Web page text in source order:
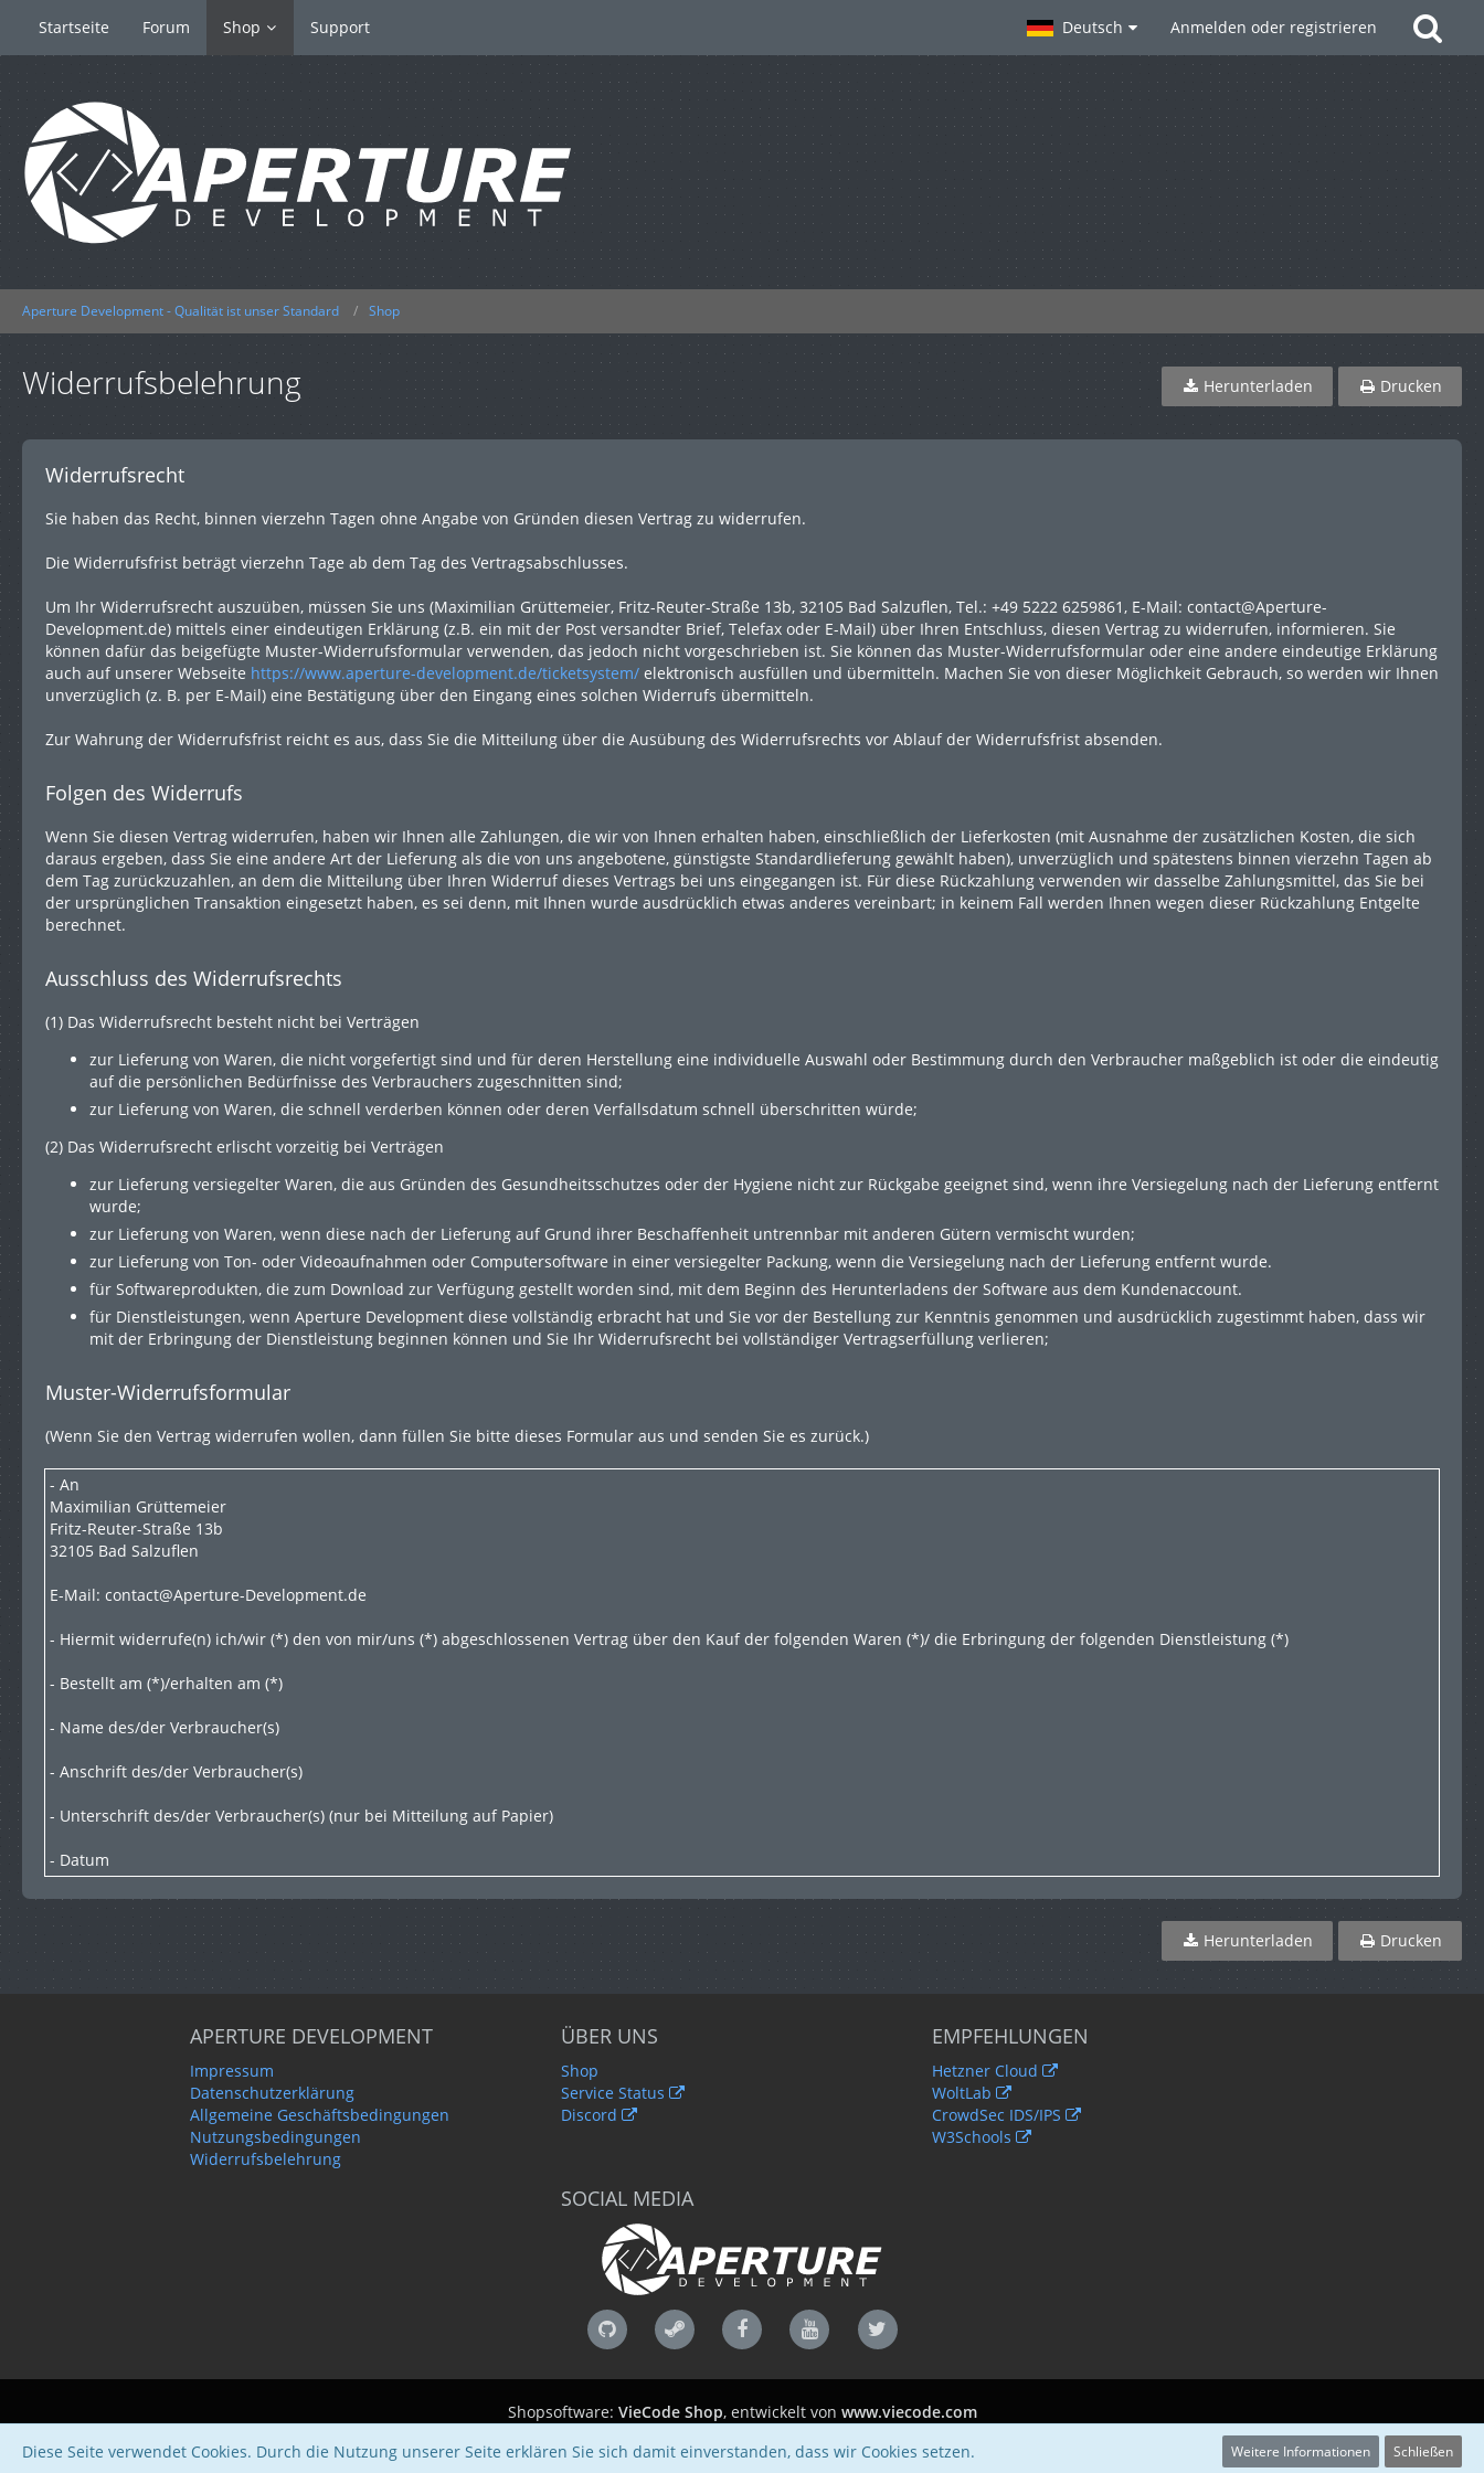
Startseite Forum Shop Support Deutsch Anmelden oder registrieren
Aperture Development - Qualität ist unser Standard Shop
Widerrufsbelehrung Herunterladen Drucken
Widerrufsrecht
Sie haben das Recht, binnen vierzehn Tagen ohne Angabe von Gründen diesen Vertrag zu widerrufen.
Die Widerrufsfrist beträgt vierzehn Tage ab dem Tag des Vertragsabschlusses.
Um Ihr Widerrufsrecht auszuüben, müssen Sie uns (Maximilian Grüttemeier, Fritz-Reuter-Straße 13b, 32105 Bad Salzuflen, Tel.: +49 5222 6259861, E-Mail: contact@Aperture-
Development.de) mittels einer eindeutigen Erklärung (z.B. ein mit der Post versandter Brief, Telefax oder E-Mail) über Ihren Entschluss, diesen Vertrag zu widerrufen, informieren. Sie
können dafür das beigefügte Muster-Widerrufsformular verwenden, das jedoch nicht vorgeschrieben ist. Sie können das Muster-Widerrufsformular oder eine andere eindeutige Erklärung
auch auf unserer Webseite https://www.aperture-development.de/ticketsystem/ elektronisch ausfüllen und übermitteln. Machen Sie von dieser Möglichkeit Gebrauch, so werden wir Ihnen
unverzüglich (z. B. per E-Mail) eine Bestätigung über den Eingang eines solchen Widerrufs übermitteln.
Zur Wahrung der Widerrufsfrist reicht es aus, dass Sie die Mitteilung über die Ausübung des Widerrufsrechts vor Ablauf der Widerrufsfrist absenden.
Folgen des Widerrufs
Wenn Sie diesen Vertrag widerrufen, haben wir Ihnen alle Zahlungen, die wir von Ihnen erhalten haben, einschließlich der Lieferkosten (mit Ausnahme der zusätzlichen Kosten, die sich
daraus ergeben, dass Sie eine andere Art der Lieferung als die von uns angebotene, günstigste Standardlieferung gewählt haben), unverzüglich und spätestens binnen vierzehn Tagen ab
dem Tag zurückzuzahlen, an dem die Mitteilung über Ihren Widerruf dieses Vertrags bei uns eingegangen ist. Für diese Rückzahlung verwenden wir dasselbe Zahlungsmittel, das Sie bei
der ursprünglichen Transaktion eingesetzt haben, es sei denn, mit Ihnen wurde ausdrücklich etwas anderes vereinbart; in keinem Fall werden Ihnen wegen dieser Rückzahlung Entgelte
berechnet.
Ausschluss des Widerrufsrechts
(1) Das Widerrufsrecht besteht nicht bei Verträgen
zur Lieferung von Waren, die nicht vorgefertigt sind und für deren Herstellung eine individuelle Auswahl oder Bestimmung durch den Verbraucher maßgeblich ist oder die eindeutig
auf die persönlichen Bedürfnisse des Verbrauchers zugeschnitten sind;
zur Lieferung von Waren, die schnell verderben können oder deren Verfallsdatum schnell überschritten würde;
(2) Das Widerrufsrecht erlischt vorzeitig bei Verträgen
zur Lieferung versiegelter Waren, die aus Gründen des Gesundheitsschutzes oder der Hygiene nicht zur Rückgabe geeignet sind, wenn ihre Versiegelung nach der Lieferung entfernt
wurde;
zur Lieferung von Waren, wenn diese nach der Lieferung auf Grund ihrer Beschaffenheit untrennbar mit anderen Gütern vermischt wurden;
zur Lieferung von Ton- oder Videoaufnahmen oder Computersoftware in einer versiegelter Packung, wenn die Versiegelung nach der Lieferung entfernt wurde.
für Softwareprodukten, die zum Download zur Verfügung gestellt worden sind, mit dem Beginn des Herunterladens der Software aus dem Kundenaccount.
für Dienstleistungen, wenn Aperture Development diese vollständig erbracht hat und Sie vor der Bestellung zur Kenntnis genommen und ausdrücklich zugestimmt haben, dass wir
mit der Erbringung der Dienstleistung beginnen können und Sie Ihr Widerrufsrecht bei vollständiger Vertragserfüllung verlieren;
Muster-Widerrufsformular
(Wenn Sie den Vertrag widerrufen wollen, dann füllen Sie bitte dieses Formular aus und senden Sie es zurück.)
- An
Maximilian Grüttemeier
Fritz-Reuter-Straße 13b
32105 Bad Salzuflen
E-Mail: contact@Aperture-Development.de
- Hiermit widerrufe(n) ich/wir (*) den von mir/uns (*) abgeschlossenen Vertrag über den Kauf der folgenden Waren (*)/ die Erbringung der folgenden Dienstleistung (*)
- Bestellt am (*)/erhalten am (*)
- Name des/der Verbraucher(s)
- Anschrift des/der Verbraucher(s)
- Unterschrift des/der Verbraucher(s) (nur bei Mitteilung auf Papier)
- Datum
Herunterladen Drucken
APERTURE DEVELOPMENT
Impressum
Datenschutzerklärung
Allgemeine Geschäftsbedingungen
Nutzungsbedingungen
Widerrufsbelehrung
ÜBER UNS
Shop
Service Status
Discord
EMPFEHLUNGEN
Hetzner Cloud
WoltLab
CrowdSec IDS/IPS
W3Schools
SOCIAL MEDIA
Shopsoftware: VieCode Shop, entwickelt von www.viecode.com
Community-Software:WoltLab Suite™
Diese Seite verwendet Cookies. Durch die Nutzung unserer Seite erklären Sie sich damit einverstanden, dass wir Cookies setzen. Weitere Informationen Schließen